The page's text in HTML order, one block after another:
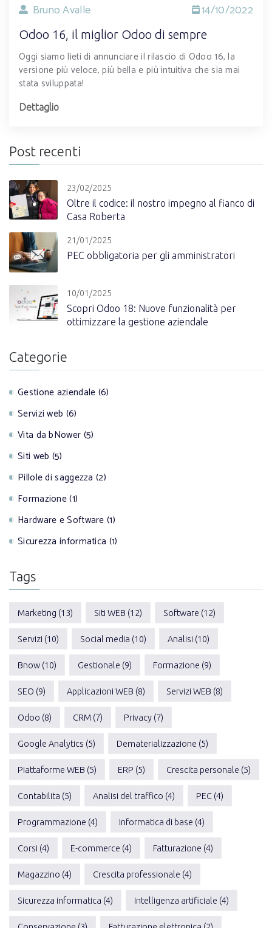
Bruno Avalle 14/10/2022
Odoo 16, il miglior Odoo di sempre
Oggi siamo lieti di annunciare il rilascio di Odoo 16, la
versione più veloce, più bella e più intuitiva che sia mai
stata sviluppata!
Dettaglio
Post recenti
23/02/2025
Oltre il codice: il nostro impegno al fianco di
Casa Roberta
21/01/2025
PEC obbligatoria per gli amministratori
10/01/2025
Scopri Odoo 18: Nuove funzionalità per
ottimizzare la gestione aziendale
Categorie
Gestione aziendale (6)
Servizi web (6)
Vita da bNower (5)
Siti web (5)
Pillole di saggezza (2)
Formazione (1)
Hardware e Software (1)
Sicurezza informatica (1)
Tags
Marketing (13) Siti WEB (12) Software (12)
Servizi (10) Social media (10) Analisi (10)
Bnow (10) Gestionale (9) Formazione (9)
SEO (9) Applicazioni WEB (8) Servizi WEB (8)
Odoo (8) CRM (7) Privacy (7)
Google Analytics (5) Dematerializzazione (5)
Piattaforme WEB (5) ERP (5) Crescita personale (5)
Contabilita (5) Analisi del traffico (4) PEC (4)
Programmazione (4) Informatica di base (4)
Corsi (4) E-commerce (4) Fatturazione (4)
Magazzino (4) Crescita professionale (4)
Sicurezza informatica (4) Intelligenza artificiale (4)